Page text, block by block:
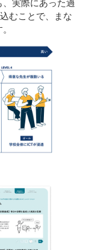
実際にあった過
むことで、まな